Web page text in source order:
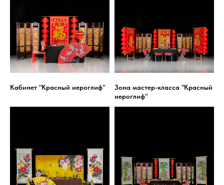
Кабинет "Красный иероглиф"
Зона мастер-класса "Красный
иероглиф"